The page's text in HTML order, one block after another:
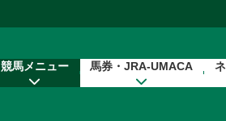
競馬メニュー 馬券・JRA-UMACA